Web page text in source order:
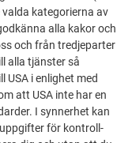
rektangulära
kategorierna av
alla kakor och
och från tredjeparter
alla tjänster så
i enlighet med
att USA inte har en
I synnerhet kan
för kontroll-